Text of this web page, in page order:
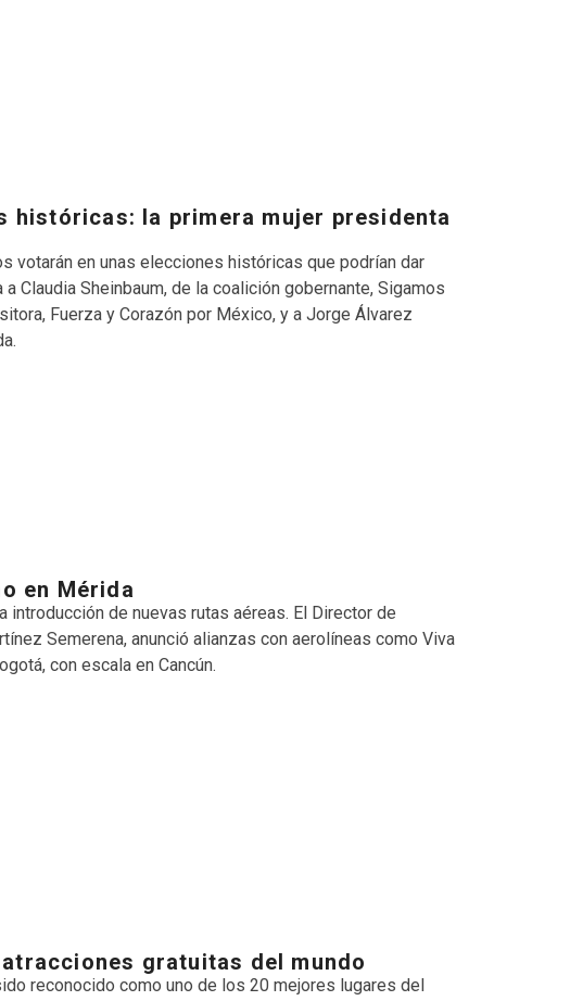
históricas: la primera mujer presidenta
votarán en unas elecciones históricas que podrían dar
Claudia Sheinbaum, de la coalición gobernante, Sigamos
Fuerza y Corazón por México, y a Jorge Álvarez
en Mérida
de nuevas rutas aéreas. El Director de
Semerena, anunció alianzas con aerolíneas como Viva
con escala en Cancún.
gratuitas del mundo
reconocido como uno de los 20 mejores lugares del